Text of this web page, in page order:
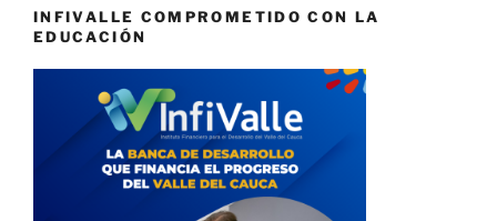
INFIVALLE COMPROMETIDO CON LA
EDUCACIÓN